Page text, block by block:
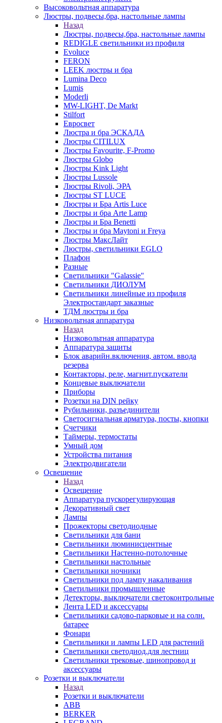
Высоковольтная аппаратура
Люстры, подвесы,бра, настольные лампы
Назад
Люстры, подвесы,бра, настольные лампы
REDIGLE светильники из профиля
Evoluce
FERON
LEEK люстры и бра
Lumina Deco
Lumis
Moderli
MW-LIGHT, De Markt
Stilfort
Евросвет
Люстра и бра ЭСКАДА
Люстры CITILUX
Люстры Favourite, F-Promo
Люстры Globo
Люстры Kink Light
Люстры Lussole
Люстры Rivoli, ЭРА
Люстры ST LUCE
Люстры и Бра Artis Luce
Люстры и бра Arte Lamp
Люстры и Бра Benetti
Люстры и бра Maytoni и Freya
Люстры МаксЛайт
Люстры, светильники EGLO
Плафон
Разные
Светильники "Galassie"
Светильники ДИОЛУМ
Светильники линейные из профиля
Электростандарт заказные
ТДМ люстры и бра
Низковольтная аппаратура
Назад
Низковольтная аппаратура
Аппаратура защиты
Блок аварийн.включения, автом. ввода
резерва
Контакторы, реле, магнит.пускатели
Концевые выключатели
Приборы
Розетки на DIN рейку
Рубильники, разъединители
Светосигнальная арматура, посты, кнопки
Счетчики
Таймеры, термостаты
Умный дом
Устройства питания
Электродвигатели
Освещение
Назад
Освещение
Аппаратура пускорегулирующая
Декоративный свет
Лампы
Прожекторы светодиодные
Светильники для бани
Светильники люминисцентные
Светильники Настенно-потолочные
Светильники настольные
Светильники ночники
Светильники под лампу накаливания
Светильники промышленные
Детекторы, выключатели светоконтрольные
Лента LED и аксессуары
Светильники садово-парковые и на солн.
батарее
Фонари
Светильники и лампы LED для растений
Светильники светодиод.для лестниц
Светильники трековые, шинопровод и
аксессуары
Розетки и выключатели
Назад
Розетки и выключатели
ABB
BERKER